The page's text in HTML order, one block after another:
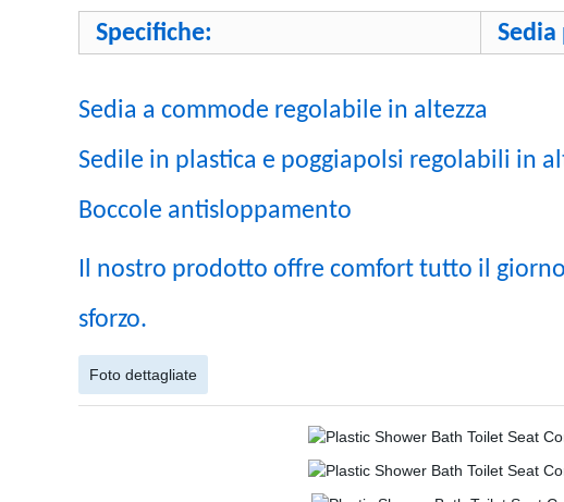
Specifiche: Sedia
Sedia a commode regolabile in altezza
Sedile in plastica e poggiapolsi regolabili in
Boccole antisloppamento
Il nostro prodotto offre comfort tutto il
sforzo.
Foto dettagliate